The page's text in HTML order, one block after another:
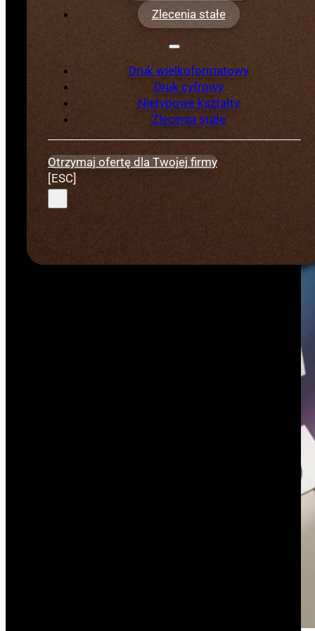
Zlecenia stałe
Druk wielkoformatowy
Druk cyfrowy
Nietypowe kształty
Zlecenia stałe
Otrzymaj ofertę dla Twojej firmy
[ESC]
tańszy niż organizacja sesji z
koniecznością przygotowania
produktów pod fotografię.